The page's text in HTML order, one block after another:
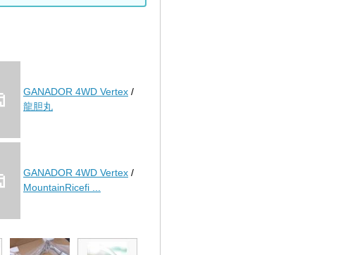
GANADOR 4WD Vertex /
龍胆丸
GANADOR 4WD Vertex /
MountainRicefi ...